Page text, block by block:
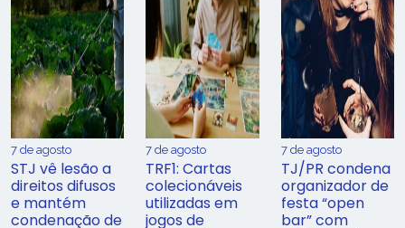
7 de agosto
STJ vê lesão a
direitos difusos
e mantém
condenação de
7 de agosto
TRF1: Cartas
colecionáveis
utilizadas em
jogos de
7 de agosto
TJ/PR condena
organizador de
festa “open
bar” com